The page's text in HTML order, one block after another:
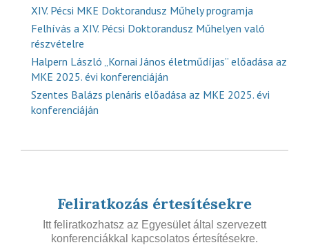
XIV. Pécsi MKE Doktorandusz Műhely programja
Felhívás a XIV. Pécsi Doktorandusz Műhelyen való
részvételre
Halpern László „Kornai János életműdíjas” előadása az
MKE 2025. évi konferenciáján
Szentes Balázs plenáris előadása az MKE 2025. évi
konferenciáján
Feliratkozás értesítésekre
Itt feliratkozhatsz az Egyesület által szervezett
konferenciákkal kapcsolatos értesítésekre.